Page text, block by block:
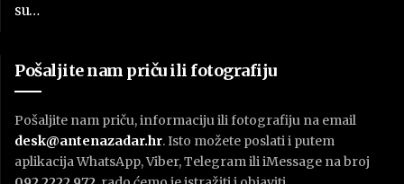
su…
Pošaljite nam priču ili fotografiju
Pošaljite nam priču, informaciju ili fotografiju na email
desk@antenazadar.hr. Isto možete poslati i putem
aplikacija WhatsApp, Viber, Telegram ili iMessage na broj